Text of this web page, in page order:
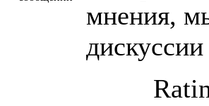
мнения,
дискуссии